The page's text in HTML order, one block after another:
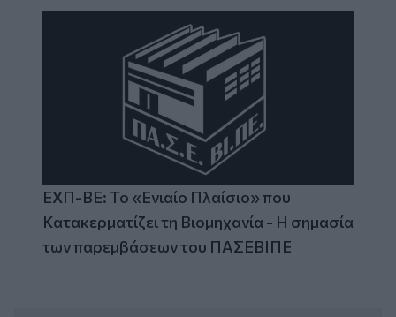
ΕΧΠ-ΒΕ: Το «Ενιαίο Πλαίσιο» που
Κατακερματίζει τη Βιομηχανία - Η σημασία
των παρεμβάσεων του ΠΑΣΕΒΙΠΕ